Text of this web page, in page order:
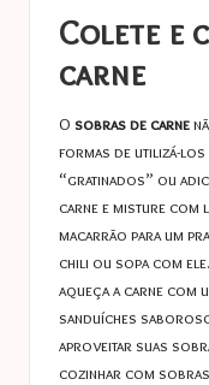
Colete e
carne
O sobras de carne
formas de utilizá-
“gratinados” ou
carne e misture com
macarrão para um
chili ou sopa com
aqueça a carne com
sanduíches
aproveitar suas
cozinhar com sobras